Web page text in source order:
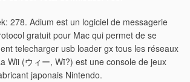
278. Adium est un logiciel de messagerie
gratuit pour Mac qui permet de se
telecharger usb loader gx tous les réseaux
Wii (ウィー, Wī?) est une console de jeux
japonais Nintendo.